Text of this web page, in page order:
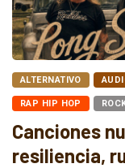
ALTERNATIVO
RAP HIP HOP
Canciones
resiliencia,